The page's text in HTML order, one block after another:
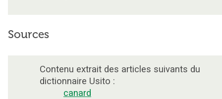
Sources
Contenu extrait des articles suivants du
dictionnaire Usito :
canard